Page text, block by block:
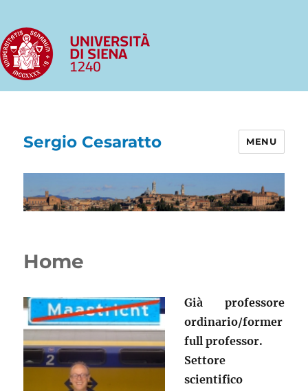
Sergio Cesaratto MENU
Home
Già professore
ordinario/former
full professor.
Settore
scientifico